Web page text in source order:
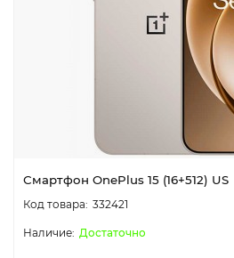
Смартфон OnePlus 15 (16+512) US
332421
Достаточно